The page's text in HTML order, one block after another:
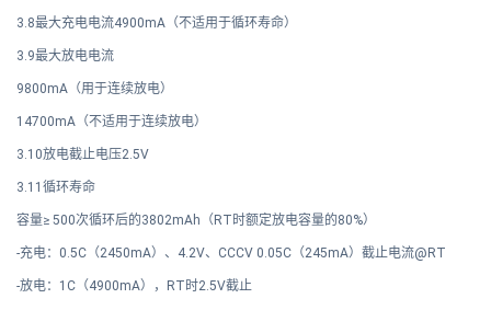
3.8最大充电电流4900mA（不适用于循环寿命）
3.9最大放电电流
9800mA（用于连续放电）
14700mA（不适用于连续放电）
3.10放电截止电压2.5V
3.11循环寿命
容量≥ 500次循环后的3802mAh （RT时额定放电容量的80%）
-充电：0.5C（2450mA）、4.2V、CCCV 0.05C（245mA）截止电流@RT
-放电：1C（4900mA），RT时2.5V截止